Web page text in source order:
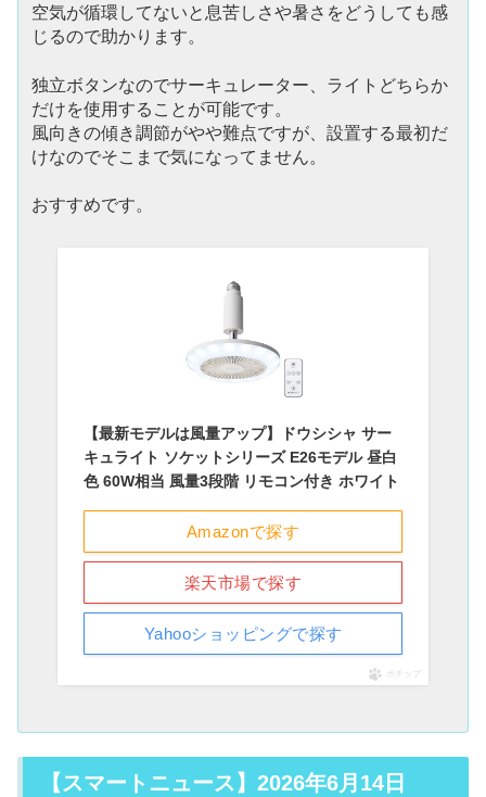
空気が循環してないと息苦しさや暑さをどうしても感
じるので助かります。
独立ボタンなのでサーキュレーター、ライトどちらか
だけを使用することが可能です。
風向きの傾き調節がやや難点ですが、設置する最初だ
けなのでそこまで気になってません。
おすすめです。
【最新モデルは風量アップ】ドウシシャ サー
キュライト ソケットシリーズ E26モデル 昼白
色 60W相当 風量3段階 リモコン付き ホワイト
Amazonで探す
楽天市場で探す
Yahooショッピングで探す
ポチップ
【スマートニュース】2026年6月14日